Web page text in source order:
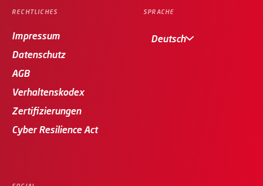
SPRACHE
Deutsch
RECHTLICHES
Impressum
Datenschutz
AGB
Verhaltenskodex
Zertifizierungen
Cyber Resilience Act